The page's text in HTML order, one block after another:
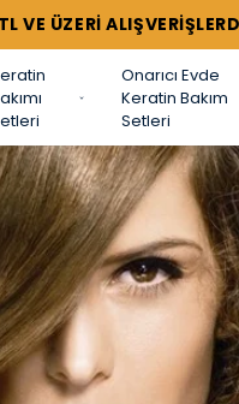
TÜM SETLERDE %44'E
Onarıcı Evde
Keratin Bakım
Setleri